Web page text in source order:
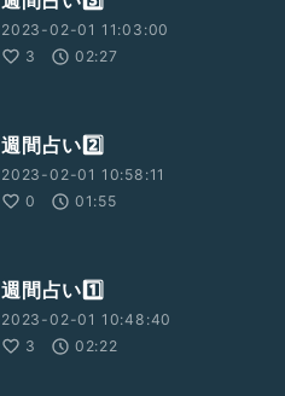
2023-02-01 11:03:00
3
02:27
週間占い2️⃣
2023-02-01 10:58:11
0
01:55
週間占い1️⃣
2023-02-01 10:48:40
3
02:22